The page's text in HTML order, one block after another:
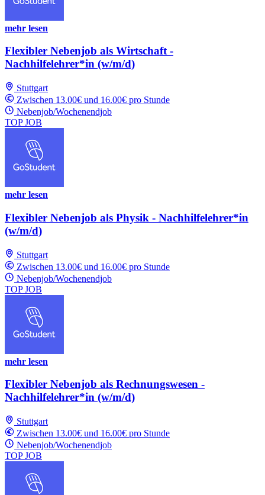
mehr lesen
Flexibler Nebenjob als Wirtschaft -
Nachhilfelehrer*in (w/m/d)
Stuttgart
Zwischen 13.00€ und 16.00€ pro Stunde
Nebenjob/Wochenendjob
TOP JOB
mehr lesen
Flexibler Nebenjob als Physik - Nachhilfelehrer*in
(w/m/d)
Stuttgart
Zwischen 13.00€ und 16.00€ pro Stunde
Nebenjob/Wochenendjob
TOP JOB
mehr lesen
Flexibler Nebenjob als Rechnungswesen -
Nachhilfelehrer*in (w/m/d)
Stuttgart
Zwischen 13.00€ und 16.00€ pro Stunde
Nebenjob/Wochenendjob
TOP JOB